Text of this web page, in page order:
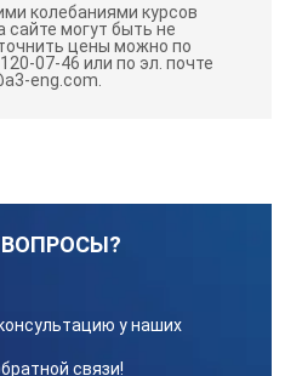
стали. В пластине сделана
покрытия и 2 прорези с
линий надреза.
мм.
колебаниями курсов
могут быть не
цены можно по
07-46 или по эл. почте
eng.com.
у наших
связи!